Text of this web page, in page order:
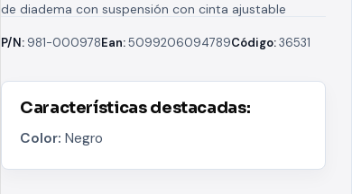
de diadema con suspensión con cinta ajustable
P/N: 981-000978Ean:5099206094789Código:36531
Características destacadas:
Color: Negro